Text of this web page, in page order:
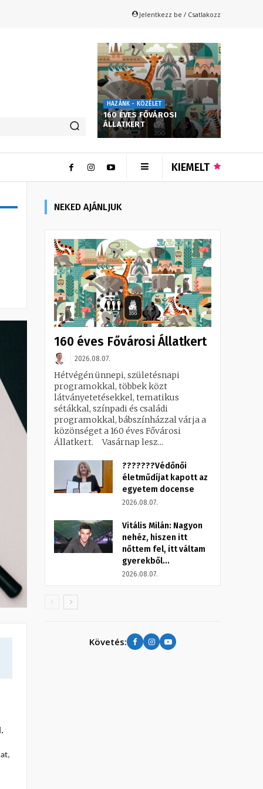
Jelentkezz be / Csatlakozz
HAZÁNK - KÖZÉLET
160 ÉVES FŐVÁROSI
ÁLLATKERT
KIEMELT
NEKED AJÁNLJUK
160 éves Fővárosi Állatkert
2026.08.07.
Hétvégén ünnepi, születésnapi
programokkal, többek közt
látványetetésekkel, tematikus
sétákkal, színpadi és családi
programokkal, bábszínházzal várja a
közönséget a 160 éves Fővárosi
Állatkert. Vasárnap lesz...
???????Védőnői
életműdíjat kapott az
egyetem docense
2026.08.07.
Vitális Milán: Nagyon
nehéz, hiszen itt
nőttem fel, itt váltam
gyerekből...
2026.08.07.
Követés: